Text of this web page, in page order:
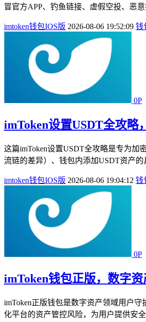
冒官方APP、钓鱼链接、虚假空投、恶
imtoken钱包IOS版 2026-08-06 19:52:09 钱
0P
imToken设置USDT全攻略
这篇imToken设置USDT全攻略是专为加
流链的差异）、钱包内添加USDT资产
imtoken钱包IOS版 2026-08-06 19:04:12 钱
0P
imToken钱包正版，数字
imToken正版钱包是数字资产领域用户
化平台的资产管控风险，为用户提供安